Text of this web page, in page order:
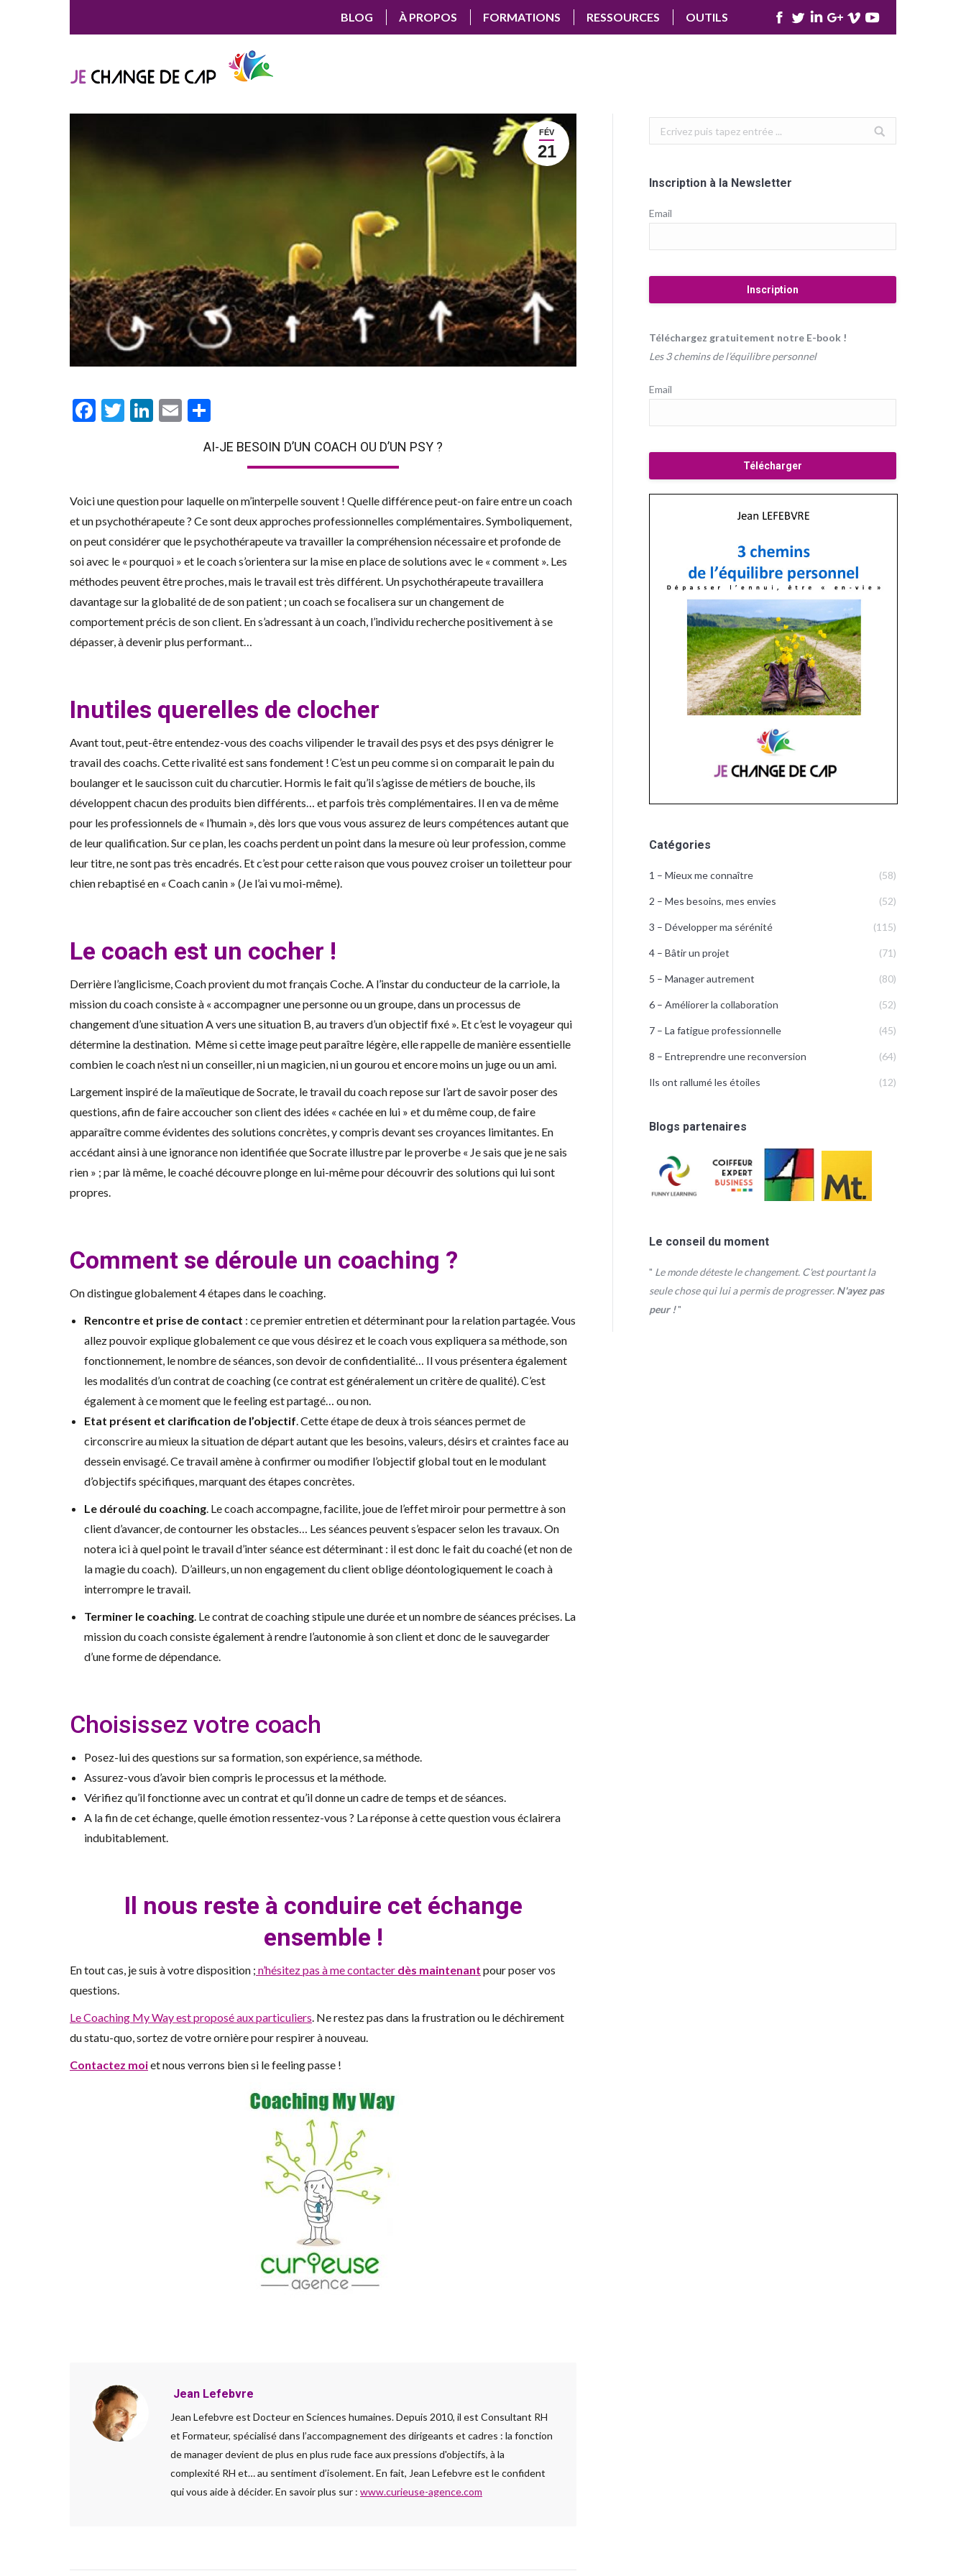
BLOG À PROPOS FORMATIONS RESSOURCES OUTILS
Facebook
TwitterLinkedIn
Google+
VimeoYouTube
FÉV
21
Facebook
Twitter
LinkedIn
Email
AI-JE BESOIN D’UN COACH OU D’UN PSY ?
Voici une question pour laquelle on m’interpelle souvent ! Quelle différence peut-on faire entre un coach
et un psychothérapeute ? Ce sont deux approches professionnelles complémentaires. Symboliquement,
on peut considérer que le psychothérapeute va travailler la compréhension nécessaire et profonde de
soi avec le « pourquoi » et le coach s’orientera sur la mise en place de solutions avec le « comment ». Les
méthodes peuvent être proches, mais le travail est très différent. Un psychothérapeute travaillera
davantage sur la globalité de de son patient ; un coach se focalisera sur un changement de
comportement précis de son client. En s’adressant à un coach, l’individu recherche positivement à se
dépasser, à devenir plus performant…
Inutiles querelles de clocher
Avant tout, peut-être entendez-vous des coachs vilipender le travail des psys et des psys dénigrer le
travail des coachs. Cette rivalité est sans fondement ! C’est un peu comme si on comparait le pain du
boulanger et le saucisson cuit du charcutier. Hormis le fait qu’il s’agisse de métiers de bouche, ils
développent chacun des produits bien différents… et parfois très complémentaires. Il en va de même
pour les professionnels de « l’humain », dès lors que vous vous assurez de leurs compétences autant que
de leur qualification. Sur ce plan, les coachs perdent un point dans la mesure où leur profession, comme
leur titre, ne sont pas très encadrés. Et c’est pour cette raison que vous pouvez croiser un toiletteur pour
chien rebaptisé en « Coach canin » (Je l’ai vu moi-même).
Le coach est un cocher !
Derrière l’anglicisme, Coach provient du mot français Coche. A l’instar du conducteur de la carriole, la
mission du coach consiste à « accompagner une personne ou un groupe, dans un processus de
changement d’une situation A vers une situation B, au travers d’un objectif fixé ». Et c’est le voyageur qui
détermine la destination. Même si cette image peut paraître légère, elle rappelle de manière essentielle
combien le coach n’est ni un conseiller, ni un magicien, ni un gourou et encore moins un juge ou un ami.
Largement inspiré de la maïeutique de Socrate, le travail du coach repose sur l’art de savoir poser des
questions, afin de faire accoucher son client des idées « cachée en lui » et du même coup, de faire
apparaître comme évidentes des solutions concrètes, y compris devant ses croyances limitantes. En
accédant ainsi à une ignorance non identifiée que Socrate illustre par le proverbe « Je sais que je ne sais
rien » ; par là même, le coaché découvre plonge en lui-même pour découvrir des solutions qui lui sont
propres.
Comment se déroule un coaching ?
On distingue globalement 4 étapes dans le coaching.
Rencontre et prise de contact : ce premier entretien et déterminant pour la relation partagée. Vous
allez pouvoir explique globalement ce que vous désirez et le coach vous expliquera sa méthode, son
fonctionnement, le nombre de séances, son devoir de confidentialité… Il vous présentera également
les modalités d’un contrat de coaching (ce contrat est généralement un critère de qualité). C’est
également à ce moment que le feeling est partagé… ou non.
Etat présent et clarification de l’objectif. Cette étape de deux à trois séances permet de
circonscrire au mieux la situation de départ autant que les besoins, valeurs, désirs et craintes face au
dessein envisagé. Ce travail amène à confirmer ou modifier l’objectif global tout en le modulant
d’objectifs spécifiques, marquant des étapes concrètes.
Le déroulé du coaching. Le coach accompagne, facilite, joue de l’effet miroir pour permettre à son
client d’avancer, de contourner les obstacles… Les séances peuvent s’espacer selon les travaux. On
notera ici à quel point le travail d’inter séance est déterminant : il est donc le fait du coaché (et non de
la magie du coach). D’ailleurs, un non engagement du client oblige déontologiquement le coach à
interrompre le travail.
Terminer le coaching. Le contrat de coaching stipule une durée et un nombre de séances précises. La
mission du coach consiste également à rendre l’autonomie à son client et donc de le sauvegarder
d’une forme de dépendance.
Choisissez votre coach
Posez-lui des questions sur sa formation, son expérience, sa méthode.
Assurez-vous d’avoir bien compris le processus et la méthode.
Vérifiez qu’il fonctionne avec un contrat et qu’il donne un cadre de temps et de séances.
A la fin de cet échange, quelle émotion ressentez-vous ? La réponse à cette question vous éclairera
indubitablement.
Il nous reste à conduire cet échange
ensemble !
En tout cas, je suis à votre disposition ; n’hésitez pas à me contacter dès maintenant pour poser vos
questions.
Le Coaching My Way est proposé aux particuliers. Ne restez pas dans la frustration ou le déchirement
du statu-quo, sortez de votre ornière pour respirer à nouveau.
Contactez moiet nous verrons bien si le feeling passe !
Jean Lefebvre
Jean Lefebvre est Docteur en Sciences humaines. Depuis 2010, il est Consultant RH
et Formateur, spécialisé dans l’accompagnement des dirigeants et cadres : la fonction
de manager devient de plus en plus rude face aux pressions d'objectifs, à la
complexité RH et… au sentiment d’isolement. En fait, Jean Lefebvre est le confident
qui vous aide à décider. En savoir plus sur : www.curieuse-agence.com
Search:
Inscription à la Newsletter
Email
Téléchargez gratuitement notre E-book !
Les 3 chemins de l’équilibre personnel
Email
Catégories
1 – Mieux me connaître (58)
2 – Mes besoins, mes envies (52)
3 – Développer ma sérénité (115)
4 – Bâtir un projet (71)
5 – Manager autrement (80)
6 – Améliorer la collaboration (52)
7 – La fatigue professionnelle (45)
8 – Entreprendre une reconversion (64)
Ils ont rallumé les étoiles (12)
Blogs partenaires
Le conseil du moment
" Le monde déteste le changement. C'est pourtant la
seule chose qui lui a permis de progresser. N'ayez pas
peur !"